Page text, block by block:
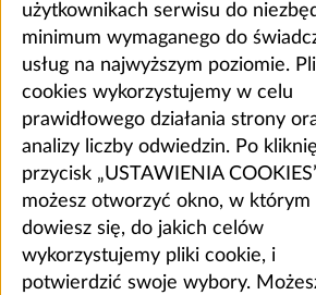
użytkownikach serwisu do
minimum wymaganego do
usług na najwyższym poziomie.
cookies wykorzystujemy w celu
prawidłowego działania strony
analizy liczby odwiedzin. Po
przycisk „USTAWIENIA
możesz otworzyć okno, w którym
dowiesz się, do jakich celów
wykorzystujemy pliki cookie, i
potwierdzić swoje wybory.